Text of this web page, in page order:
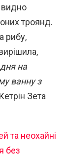
видно
троянд.
рибу,
на
ванну з
Зета
та неохайні
без